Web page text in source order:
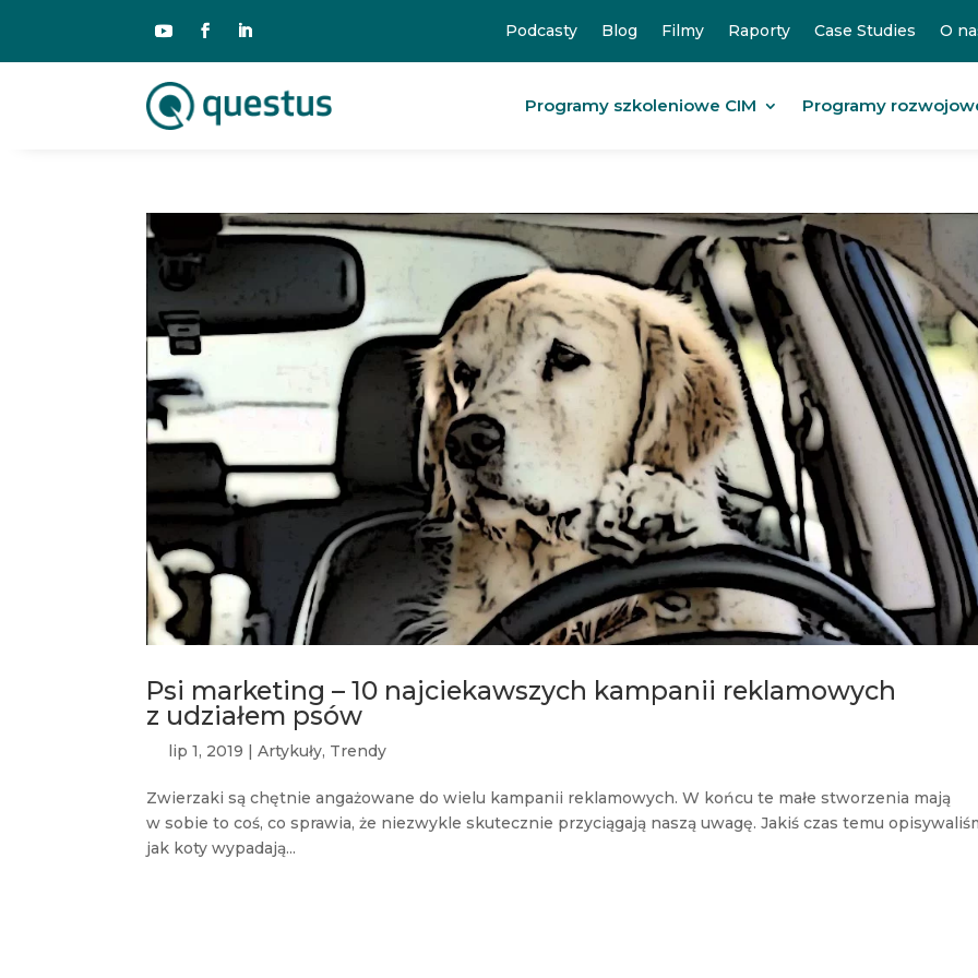
Podcasty Blog Filmy Raporty Case Studies O
Programy szkoleniowe CIM Programy
Psi marketing – 10 najciekawszych kampanii reklamowych
z udziałem psów
lip 1, 2019 |Artykuły, Trendy
Zwierzaki są chętnie angażowane do wielu kampanii reklamowych. W końcu te małe stworzenia mają
w sobie to coś, co sprawia, że niezwykle skutecznie przyciągają naszą uwagę. Jakiś czas temu
jak koty wypadają...